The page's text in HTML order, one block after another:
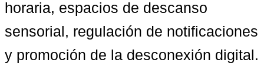
horaria, espacios de descanso
sensorial, regulación de notificaciones
y promoción de la desconexión digital.